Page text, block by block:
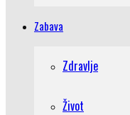
Zabava
Zdravlje
Život